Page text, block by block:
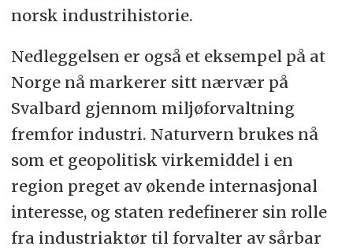
norsk industrihistorie.
Nedleggelsen er også et eksempel på at
Norge nå markerer sitt nærvær på
Svalbard gjennom miljøforvaltning
fremfor industri. Naturvern brukes nå
som et geopolitisk virkemiddel i en
region preget av økende internasjonal
interesse, og staten redefinerer sin rolle
fra industriaktør til forvalter av sårbar